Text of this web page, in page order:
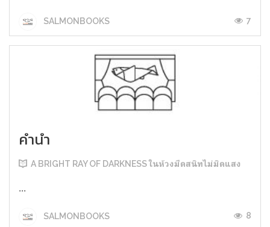
SALMONBOOKS 7
คำนำ
A BRIGHT RAY OF DARKNESS ในห้วงมืดสนิทไม่มิดแสง
...
SALMONBOOKS 8